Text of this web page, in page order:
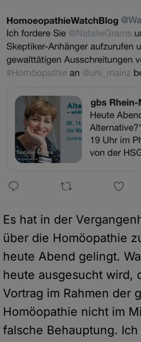
Es hat in der
über die Homöopathie
heute Abend gelingt.
heute ausgesucht wird,
Vortrag im Rahmen der
Homöopathie nicht im
falsche Behauptung.